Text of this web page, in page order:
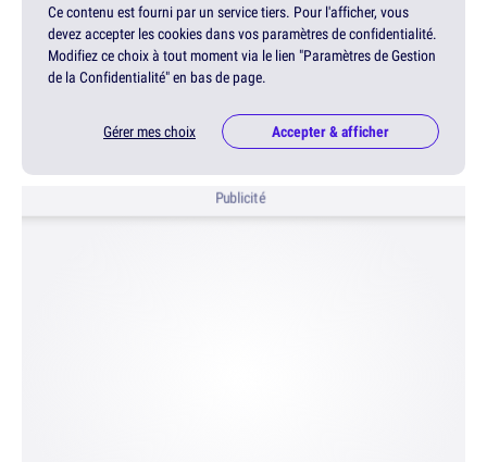
Ce contenu est fourni par un service tiers. Pour l'afficher, vous
devez accepter les cookies dans vos paramètres de confidentialité.
Modifiez ce choix à tout moment via le lien "Paramètres de Gestion
de la Confidentialité" en bas de page.
Gérer mes choix Accepter & afficher
Publicité